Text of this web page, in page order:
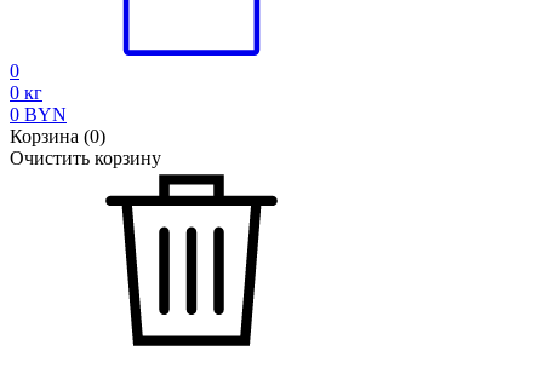
0
0 кг
0 BYN
Корзина (0)
Очистить корзину